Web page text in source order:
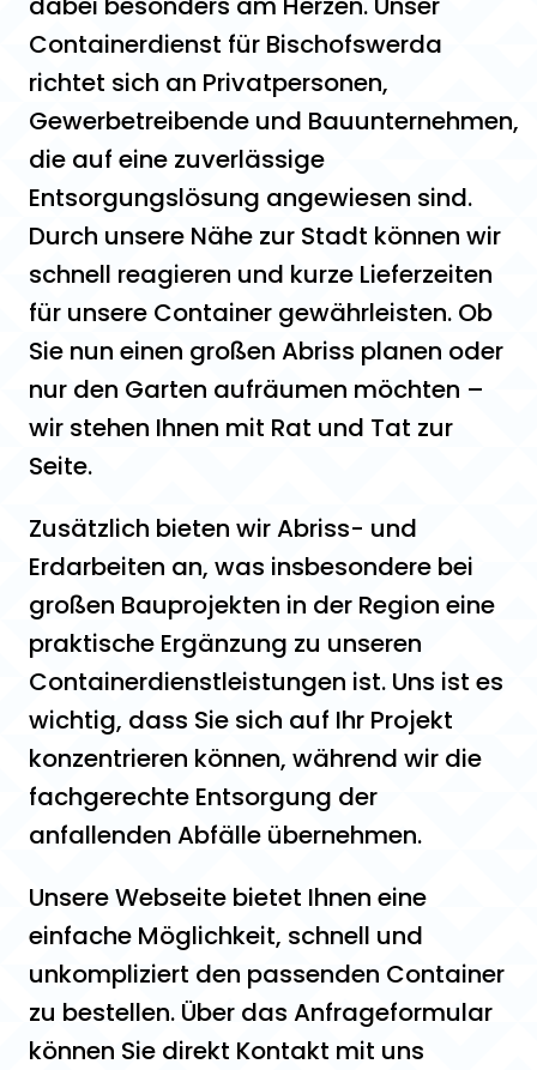
Containerdienst für Bischofswerda
richtet sich an Privatpersonen,
Gewerbetreibende und Bauunternehmen,
die auf eine zuverlässige
Entsorgungslösung angewiesen sind.
Durch unsere Nähe zur Stadt können wir
schnell reagieren und kurze Lieferzeiten
für unsere Container gewährleisten. Ob
Sie nun einen großen Abriss planen oder
nur den Garten aufräumen möchten –
wir stehen Ihnen mit Rat und Tat zur
Seite.
Zusätzlich bieten wir Abriss- und
Erdarbeiten an, was insbesondere bei
großen Bauprojekten in der Region eine
praktische Ergänzung zu unseren
Containerdienstleistungen ist. Uns ist es
wichtig, dass Sie sich auf Ihr Projekt
konzentrieren können, während wir die
fachgerechte Entsorgung der
anfallenden Abfälle übernehmen.
Unsere Webseite bietet Ihnen eine
einfache Möglichkeit, schnell und
unkompliziert den passenden Container
zu bestellen. Über das Anfrageformular
können Sie direkt Kontakt mit uns